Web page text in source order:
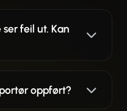
ser feil ut. Kan
oppført?